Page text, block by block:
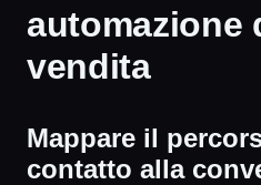
automazione
vendita
Mappare il
contatto alla